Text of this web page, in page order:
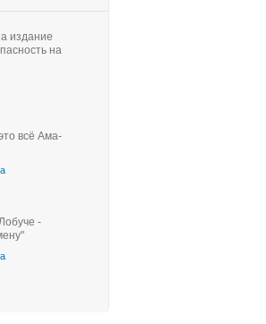
издание
на
всё Ама-
-